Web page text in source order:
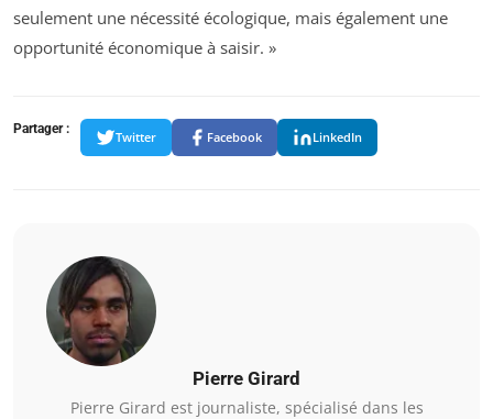
seulement une nécessité écologique, mais également une
opportunité économique à saisir. »
Partager :
Twitter Facebook LinkedIn
Pierre Girard
Pierre Girard est journaliste, spécialisé dans les